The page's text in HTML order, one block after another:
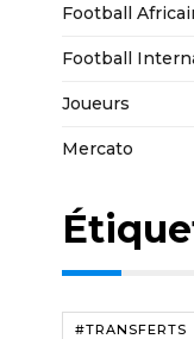
Football
Football
Joueurs
Mercato
#TRANSFERTS